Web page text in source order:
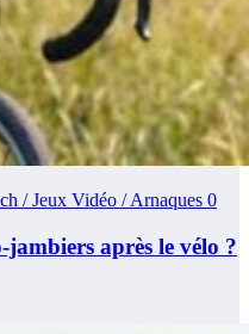
/ Jeux Vidéo / Arnaques 0
après le vélo ?